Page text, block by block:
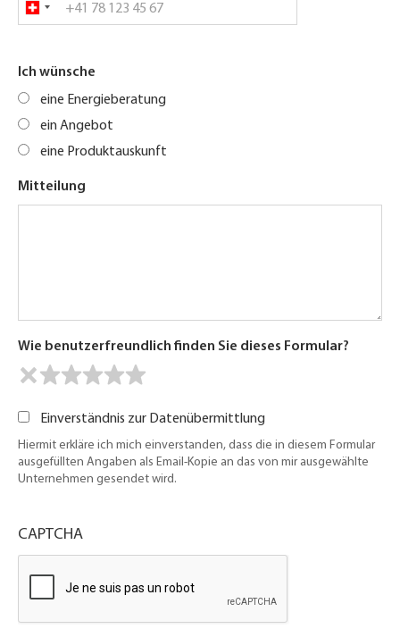
Ich wünsche
eine Energieberatung
ein Angebot
eine Produktauskunft
Mitteilung
Wie benutzerfreundlich finden Sie dieses Formular?
Einverständnis zur Datenübermittlung
Hiermit erkläre ich mich einverstanden, dass die in diesem Formular
ausgefüllten Angaben als Email-Kopie an das von mir ausgewählte
Unternehmen gesendet wird.
CAPTCHA